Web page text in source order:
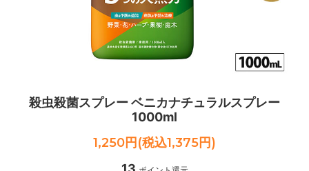
殺虫殺菌スプレー ベニカナチュラルスプレー
1000ml
1,250円(税込1,375円)